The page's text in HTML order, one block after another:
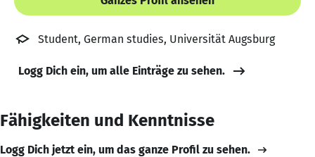
Student, German studies, Universität Augsburg
Logg Dich ein, um alle Einträge zu sehen.
Fähigkeiten und Kenntnisse
Logg Dich jetzt ein, um das ganze Profil zu sehen.